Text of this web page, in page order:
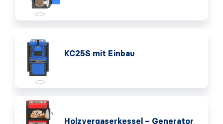
KC25S mit Einbau
Holzvergaserkessel – Generator